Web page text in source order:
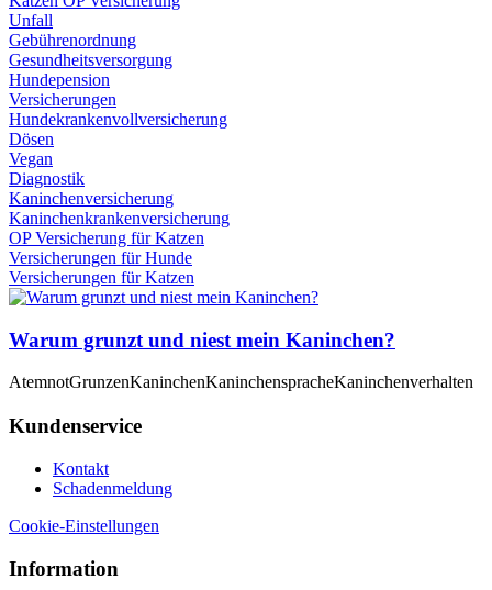
Unfall
Gebührenordnung
Gesundheitsversorgung
Hundepension
Versicherungen
Hundekrankenvollversicherung
Dösen
Vegan
Diagnostik
Kaninchenversicherung
Kaninchenkrankenversicherung
OP Versicherung für Katzen
Versicherungen für Hunde
Versicherungen für Katzen
Warum grunzt und niest mein Kaninchen?
AtemnotGrunzenKaninchenKaninchenspracheKaninchenverhalten
Kundenservice
Kontakt
Schadenmeldung
Cookie-Einstellungen
Information